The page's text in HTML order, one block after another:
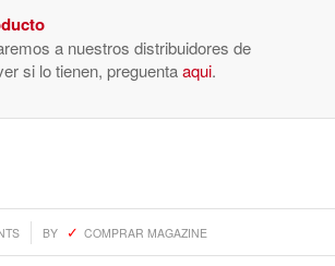
a nuestros distribuidores de
si lo tienen, preguentaaqui.
BY COMPRAR MAGAZINE